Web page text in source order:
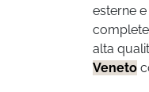
esterne
complete
alta
Veneto